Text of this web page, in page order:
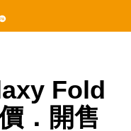
Fold
．開售